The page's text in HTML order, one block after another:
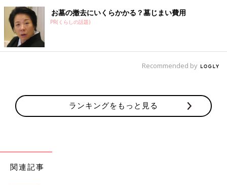
お墓の撤去にいくらかかる？墓じまい費用
PR(くらしの話題)
Recommended by
ランキングをもっと見る
関連記事